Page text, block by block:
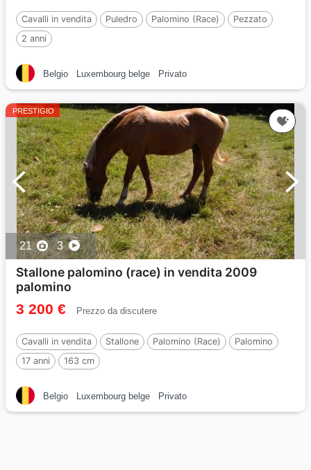
Cavalli in vendita Puledro Palomino (Race)
Pezzato
2 anni
Belgio Luxembourg belge Privato
PRESTIGIO
21 3
Stallone palomino (race) in vendita 2009
palomino
3 200 € Prezzo da discutere
Cavalli in vendita Stallone Palomino (Race)
Palomino
17 anni
163 cm
Belgio Luxembourg belge Privato